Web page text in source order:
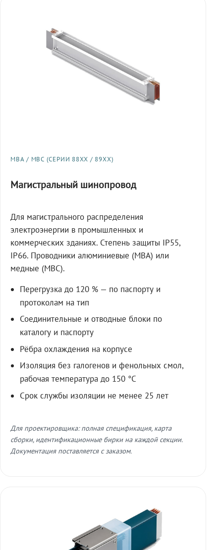
МВА / МВС (СЕРИИ 88XX / 89XX)
Магистральный шинопровод
Для магистрального распределения
электроэнергии в промышленных и
коммерческих зданиях. Степень защиты IP55,
IP66. Проводники алюминиевые (МВА) или
медные (МВС).
Перегрузка до 120 % — по паспорту и
протоколам на тип
Соединительные и отводные блоки по
каталогу и паспорту
Рёбра охлаждения на корпусе
Изоляция без галогенов и фенольных смол,
рабочая температура до 150 °C
Срок службы изоляции не менее 25 лет
Для проектировщика: полная спецификация, карта
сборки, идентификационные бирки на каждой секции.
Документация поставляется с заказом.